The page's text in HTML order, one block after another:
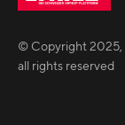
© Copyright2025,
all rights reserved